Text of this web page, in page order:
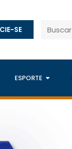
SE
ESPORTE